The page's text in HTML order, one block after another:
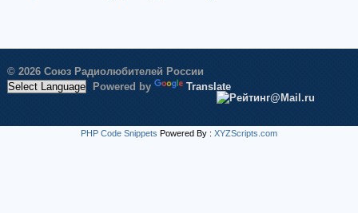
© 2026 Союз Радиолюбителей России
Powered by
Translate
PHP Code Snippets Powered By : XYZScripts.com